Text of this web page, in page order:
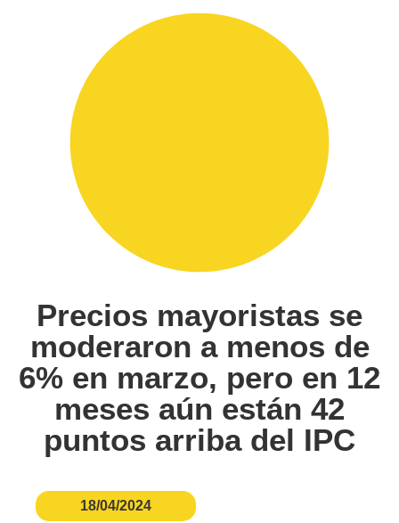
Precios mayoristas se
moderaron a menos de
6% en marzo, pero en 12
meses aún están 42
puntos arriba del IPC
18/04/2024